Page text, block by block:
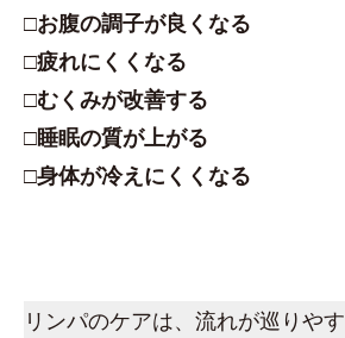
□お腹の調子が良くなる
□疲れにくくなる
□むくみが改善する
□睡眠の質が上がる
□身体が冷えにくくなる
リンパのケアは、流れが巡りや